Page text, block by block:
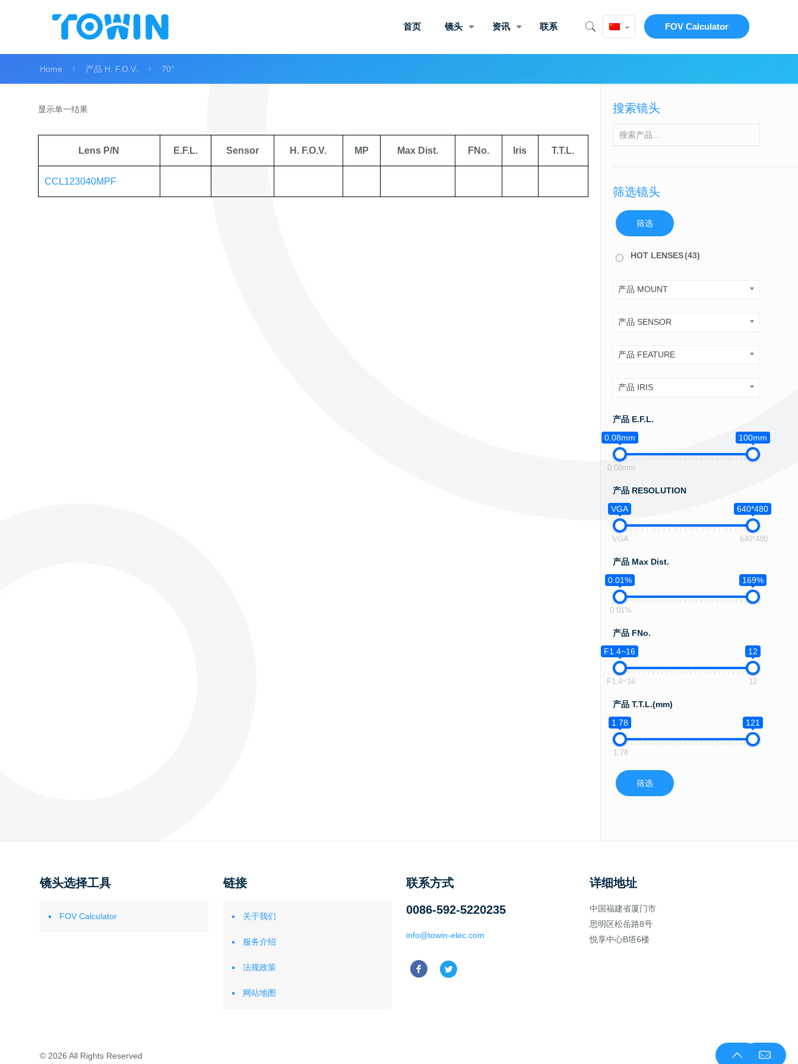
首页 镜头 资讯 联系 FOV Calculator
Home 产品 H. F.O.V. 70°
显示单一结果
Lens P/N E.F.L. Sensor H. F.O.V. MP Max Dist. FNo. Iris T.T.L.
CCL123040MPF
搜索镜头
筛选镜头
筛选
HOT LENSES(43)
产品 MOUNT
产品 SENSOR
产品 FEATURE
产品 IRIS
产品 E.F.L.
0.08mm
100mm
0.08mm
产品 RESOLUTION
VGA
640*480
VGA 640*480
产品 Max Dist.
0.01%
169%
0.01%
产品 FNo.
F1.4~16
12
F1.4~16 12
产品 T.T.L.(mm)
1.78
121
1.78
筛选
镜头选择工具
FOV Calculator
链接
关于我们
服务介绍
法规政策
网站地图
联系方式
0086-592-5220235
info@towin-elec.com
详细地址
中国福建省厦门市
思明区松岳路8号
悦享中心B塔6楼
© 2026 All Rights Reserved